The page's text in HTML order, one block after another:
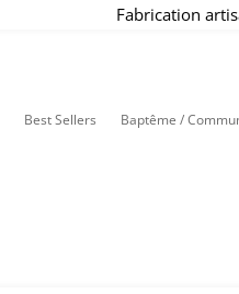
Fabrication
Best Sellers Baptême /